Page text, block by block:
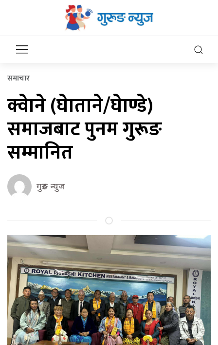
समाचार
क्वेाने (घेाताने/घेाण्डे)
समाजबाट पुनम गुरूङ
सम्मानित
गुरुङ न्युज